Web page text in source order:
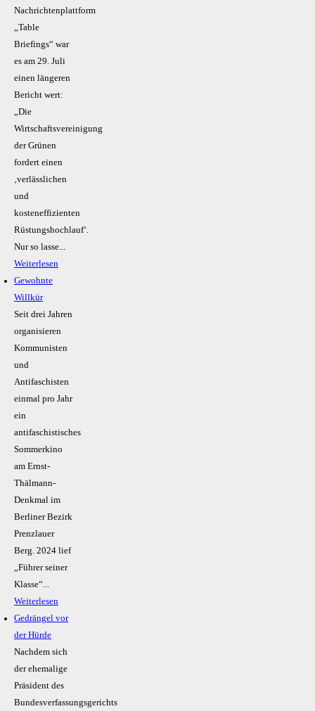
Nachrichtenplattform
„Table
Briefings“ war
es am 29. Juli
einen längeren
Bericht wert:
„Die
Wirtschaftsvereinigung
der Grünen
fordert einen
‚verlässlichen
und
kosteneffizienten
Rüstungshochlauf‘.
Nur so lasse...
Weiterlesen
Gewohnte
Willkür
Seit drei Jahren
organisieren
Kommunisten
und
Antifaschisten
einmal pro Jahr
ein
antifaschistisches
Sommerkino
am Ernst-
Thälmann-
Denkmal im
Berliner Bezirk
Prenzlauer
Berg. 2024 lief
„Führer seiner
Klasse“...
Weiterlesen
Gedrängel vor
der Hürde
Nachdem sich
der ehemalige
Präsident des
Bundesverfassungsgerichts